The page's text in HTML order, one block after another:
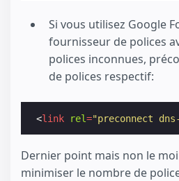
Si vous utilisez Google
fournisseur de polices
polices inconnues,
de polices respectif:
<link rel="preconnect
Dernier point mais non le
minimiser le nombre de